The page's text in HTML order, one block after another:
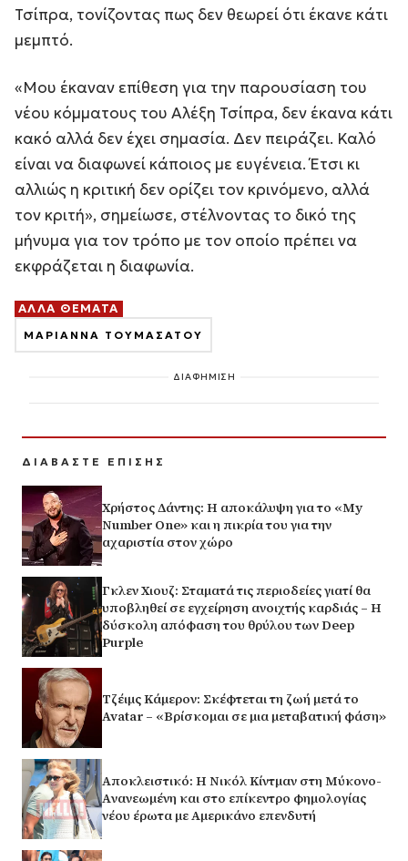
Τσίπρα, τονίζοντας πως δεν θεωρεί ότι έκανε κάτι
μεμπτό.
«Μου έκαναν επίθεση για την παρουσίαση του
νέου κόμματους του Αλέξη Τσίπρα, δεν έκανα κάτι
κακό αλλά δεν έχει σημασία. Δεν πειράζει. Καλό
είναι να διαφωνεί κάποιος με ευγένεια. Έτσι κι
αλλιώς η κριτική δεν ορίζει τον κρινόμενο, αλλά
τον κριτή», σημείωσε, στέλνοντας το δικό της
μήνυμα για τον τρόπο με τον οποίο πρέπει να
εκφράζεται η διαφωνία.
ΑΛΛΑ ΘΕΜΑΤΑ
ΜΑΡΙΑΝΝΑ ΤΟΥΜΑΣΑΤΟΥ
ΔΙΑΦΗΜΙΣΗ
ΔΙΑΒΑΣΤΕ ΕΠΙΣΗΣ
Χρήστος Δάντης: Η αποκάλυψη για το «My
Number One» και η πικρία του για την
αχαριστία στον χώρο
Γκλεν Χιουζ: Σταματά τις περιοδείες γιατί θα
υποβληθεί σε εγχείρηση ανοιχτής καρδιάς – Η
δύσκολη απόφαση του θρύλου των Deep
Purple
Τζέιμς Κάμερον: Σκέφτεται τη ζωή μετά το
Avatar – «Βρίσκομαι σε μια μεταβατική φάση»
Αποκλειστικό: Η Νικόλ Κίντμαν στη Μύκονο-
Aνανεωμένη και στο επίκεντρο φημολογίας
νέου έρωτα με Αμερικάνο επενδυτή